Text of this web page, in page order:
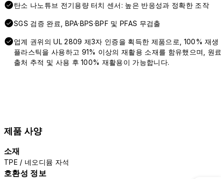
탄소 나노튜브 전기용량 터치 센서: 높은 반응성과 정확한 조작
SGS 검증 완료, BPA·BPS·BPF 및 PFAS 무검출
업계 권위의 UL 2809 제3자 인증을 획득한 제품으로, 100% 재생
플라스틱을 사용하고 91% 이상의 재활용 소재를 함유했으며, 원
출처 추적 및 사용 후 100% 재활용이 가능합니다.
제품 사양
소재
TPE / 네오디뮴 자석
호환성 정보